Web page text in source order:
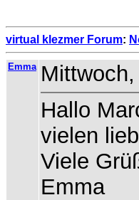
virtual klezmer Forum:
Emma
Hallo
vielen
Viele
Emma